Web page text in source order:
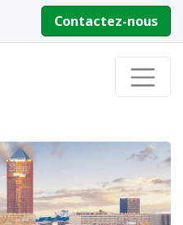
Contactez-nous